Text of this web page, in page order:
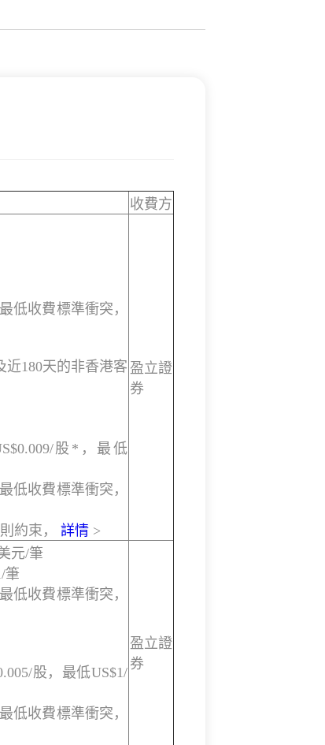
收費方
低收費標準衝突，
近180天的非香港客
股*，最低
低收費標準衝突，
約束， 詳情 >
盈立證
券
元/筆
筆
低收費標準衝突，
股，最低US$1/
低收費標準衝突，
盈立證
券